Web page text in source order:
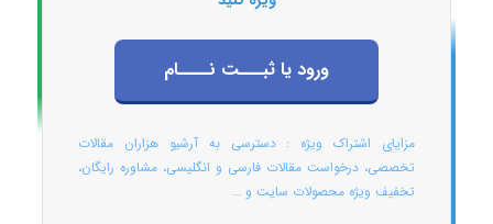
ورود یا ثبـــت نــــام
مزایای اشتراک ویژه : دسترسی به آرشیو هزاران مقالات
تخصصی، درخواست مقالات فارسی و انگلیسی، مشاوره رایگان،
تخفیف ویژه محصولات سایت و ...